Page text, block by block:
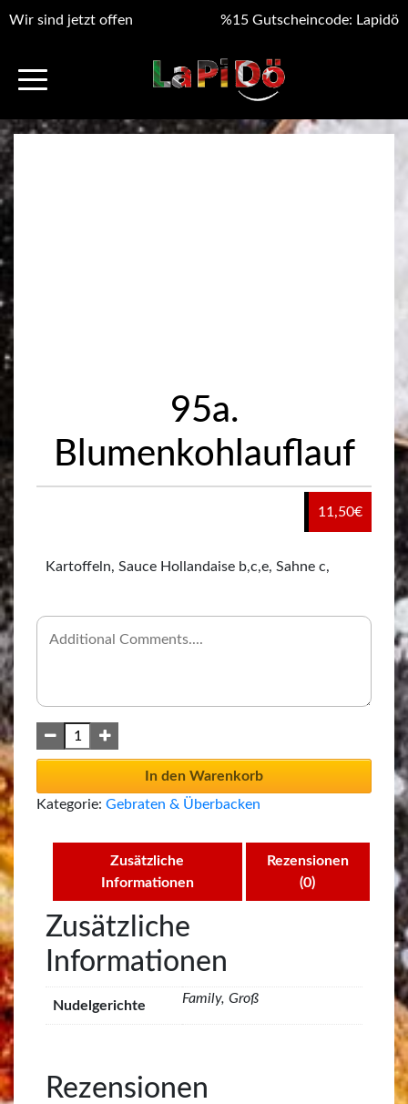
Wir sind jetzt offen %15 Gutscheincode: Lapidö
95a.
Blumenkohlauflauf
11,50€
Kartoffeln, Sauce Hollandaise b,c,e, Sahne c,
In den Warenkorb
Kategorie: Gebraten & Überbacken
Zusätzliche
Informationen
Rezensionen
(0)
Zusätzliche
Informationen
Nudelgerichte Family, Groß
Rezensionen